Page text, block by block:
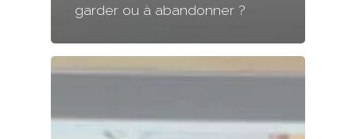
garder ou à abandonner ?